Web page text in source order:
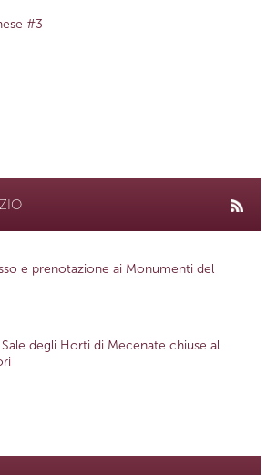
#3
e prenotazione ai Monumenti del
degli Horti di Mecenate chiuse al